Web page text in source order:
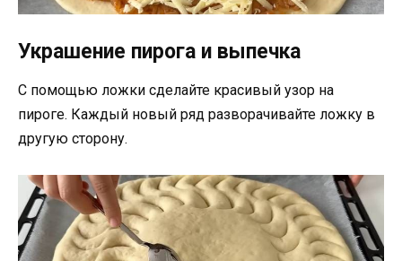
Украшение пирога и выпечка
С помощью ложки сделайте красивый узор на
пироге. Каждый новый ряд разворачивайте ложку в
другую сторону.